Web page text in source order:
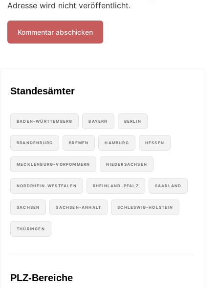
Adresse wird nicht veröffentlicht.
Standesämter
BADEN-WÜRTTEMBERG BAYERN BERLIN
BRANDENBURG BREMEN HAMBURG HESSEN
MECKLENBURG-VORPOMMERN NIEDERSACHSEN
NORDRHEIN-WESTFALEN RHEINLAND-PFALZ SAARLAND
SACHSEN SACHSEN-ANHALT SCHLESWIG-HOLSTEIN
THÜRINGEN
PLZ-Bereiche